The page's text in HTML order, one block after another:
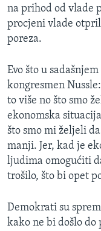
na prihod od vlade
procjeni vlade
poreza.
Evo što u
kongresmen
to više no što smo
ekonomska
što smo mi željeli
manji. Jer, kad je
ljudima omogućiti
trošilo, što bi opet
Demokrati su
kako ne bi došlo do